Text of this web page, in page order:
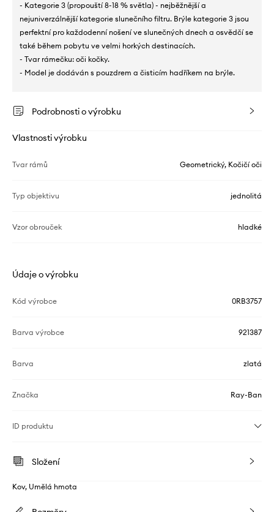
- Kategorie 3 (propouští 8-18 % světla) - nejběžnější a
nejuniverzálnější kategorie slunečního filtru. Brýle kategorie 3 jsou
perfektní pro každodenní nošení ve slunečných dnech a osvědčí se
také během pobytu ve velmi horkých destinacích.
- Tvar rámečku: oči kočky.
- Model je dodáván s pouzdrem a čisticím hadříkem na brýle.
Podrobnosti o výrobku
Vlastnosti výrobku
Tvar rámů Geometrický, Kočičí oči
Typ objektivu jednolitá
Vzor obrouček hladké
Údaje o výrobku
Kód výrobce 0RB3757
Barva výrobce 921387
Barva zlatá
Značka Ray-Ban
ID produktu
Složení
Kov, Umělá hmota